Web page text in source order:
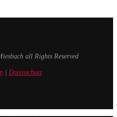
all Rights Reserved
| Datenschutz